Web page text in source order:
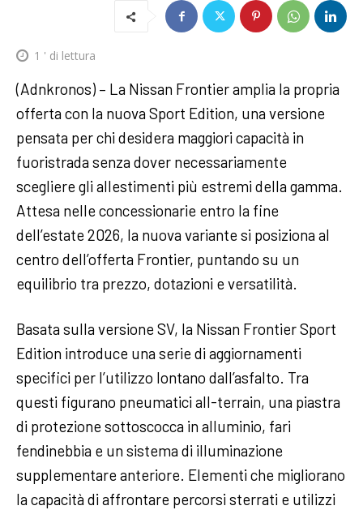
1 ' di lettura
(Adnkronos) – La Nissan Frontier amplia la propria
offerta con la nuova Sport Edition, una versione
pensata per chi desidera maggiori capacità in
fuoristrada senza dover necessariamente
scegliere gli allestimenti più estremi della gamma.
Attesa nelle concessionarie entro la fine
dell’estate 2026, la nuova variante si posiziona al
centro dell’offerta Frontier, puntando su un
equilibrio tra prezzo, dotazioni e versatilità.
Basata sulla versione SV, la Nissan Frontier Sport
Edition introduce una serie di aggiornamenti
specifici per l’utilizzo lontano dall’asfalto. Tra
questi figurano pneumatici all-terrain, una piastra
di protezione sottoscocca in alluminio, fari
fendinebbia e un sistema di illuminazione
supplementare anteriore. Elementi che migliorano
la capacità di affrontare percorsi sterrati e utilizzi